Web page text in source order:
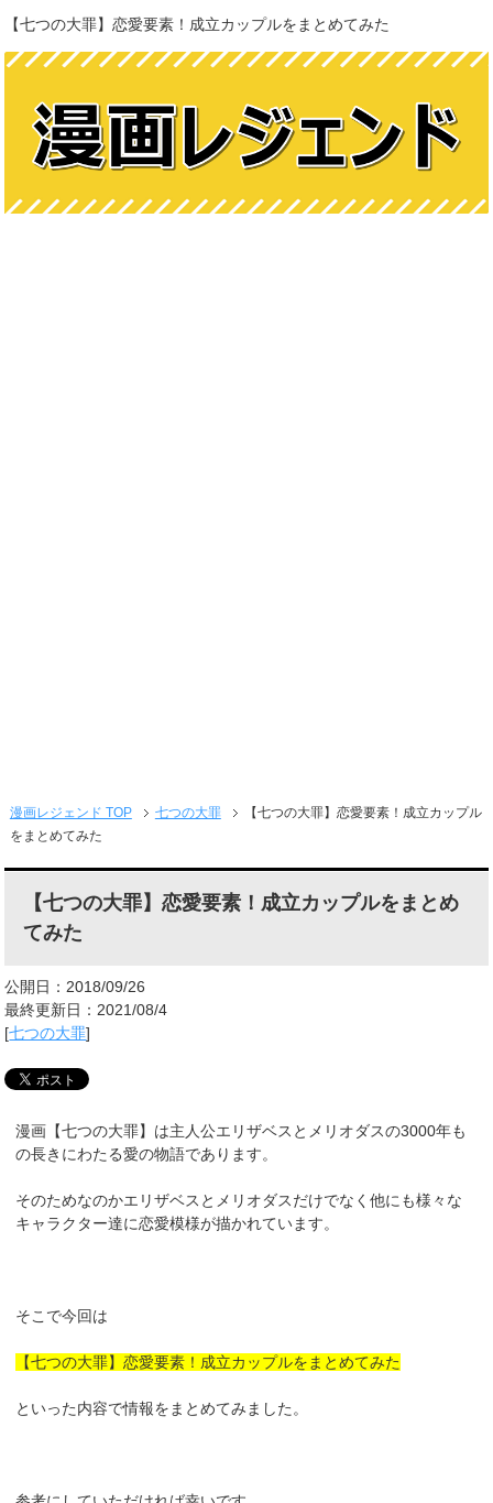
【七つの大罪】恋愛要素！成立カップルをまとめてみた
漫画レジェンド TOP 七つの大罪
【七つの大罪】恋愛要素！成立カップル
をまとめてみた
【七つの大罪】恋愛要素！成立カップルをまとめ
てみた
公開日：2018/09/26
最終更新日：2021/08/4
[七つの大罪]
漫画【七つの大罪】は主人公エリザベスとメリオダスの3000年も
の長きにわたる愛の物語であります。
そのためなのかエリザベスとメリオダスだけでなく他にも様々な
キャラクター達に恋愛模様が描かれています。
そこで今回は
【七つの大罪】恋愛要素！成立カップルをまとめてみた
といった内容で情報をまとめてみました。